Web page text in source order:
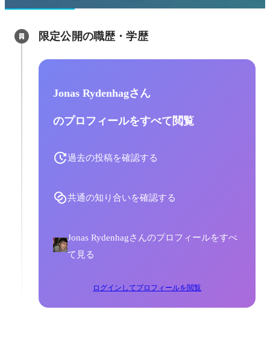
限定公開の職歴・学歴
Jonas Rydenhagさん
のプロフィールをすべて閲覧
過去の投稿を確認する
共通の知り合いを確認する
Jonas Rydenhagさんのプロフィールをすべ
て見る
ログインしてプロフィールを閲覧